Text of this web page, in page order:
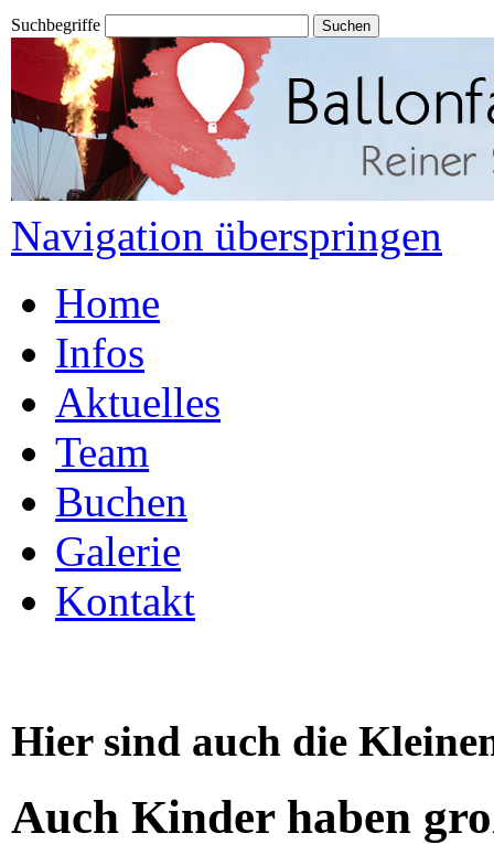
Suchbegriffe
Navigation überspringen
Home
Infos
Aktuelles
Team
Buchen
Galerie
Kontakt
Hier sind auch die
Auch Kinder haben